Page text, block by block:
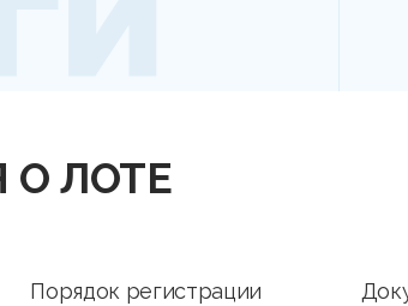
ЛОТЕ
Порядок регистрации